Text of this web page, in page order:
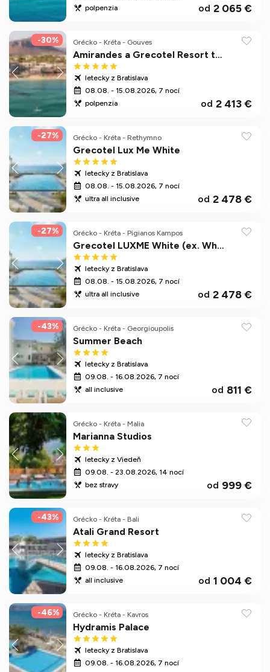
polpenzia
2 065 €
od
-30% Grécko - Kréta - Gouves
Amirandes a Grecotel Resort to Live
letecky z Bratislava
08.08. - 15.08.2026, 7 nocí
polpenzia
2 413 €
od
-27% Grécko - Kréta - Rethymno
Grecotel Lux Me White
letecky z Bratislava
08.08. - 15.08.2026, 7 nocí
ultra all inclusive
2 478 €
od
-27% Grécko - Kréta - Pigianos Kampos
Grecotel LUXME White (ex. White Palace)
letecky z Bratislava
08.08. - 15.08.2026, 7 nocí
ultra all inclusive
2 478 €
od
-43% Grécko - Kréta - Georgioupolis
Summer Beach
letecky z Bratislava
09.08. - 16.08.2026, 7 nocí
all inclusive
811 €
od
Grécko - Kréta - Malia
Marianna Studios
letecky z Viedeň
09.08. - 23.08.2026, 14 nocí
bez stravy
999 €
od
-43% Grécko - Kréta - Bali
Atali Grand Resort
letecky z Bratislava
09.08. - 16.08.2026, 7 nocí
all inclusive
1 004 €
od
-46% Grécko - Kréta - Kavros
Hydramis Palace
letecky z Bratislava
09.08. - 16.08.2026, 7 nocí